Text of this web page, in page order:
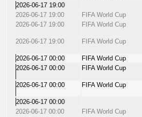
2026-06-17 19:00
2026-06-17 19:00
FIFA World Cup
2026-06-17 19:00
FIFA World Cup
2026-06-17 19:00 FIFA World Cup
2026-06-17 00:00 FIFA World Cup
2026-06-17 00:00
FIFA World Cup
2026-06-17 00:00
FIFA World Cup
2026-06-17 00:00
2026-06-17 00:00
FIFA World Cup